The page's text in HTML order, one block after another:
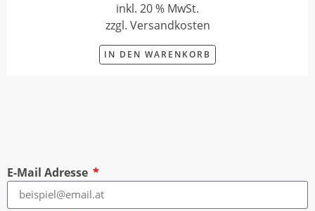
inkl. 20 % MwSt.
zzgl. Versandkosten
IN DEN WARENKORB
E-Mail Adresse